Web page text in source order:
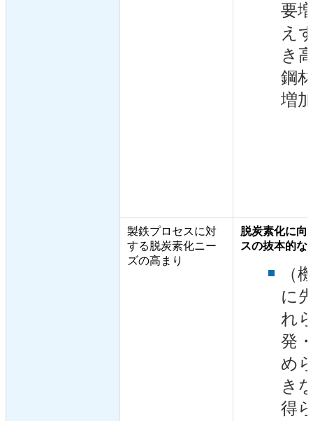
要
え
き
鋼
増
製鉄プロセスに対
する脱炭素化ニー
ズの高まり
脱炭素化に向
スの抜本的な
（
に
れ
発
め
き
得